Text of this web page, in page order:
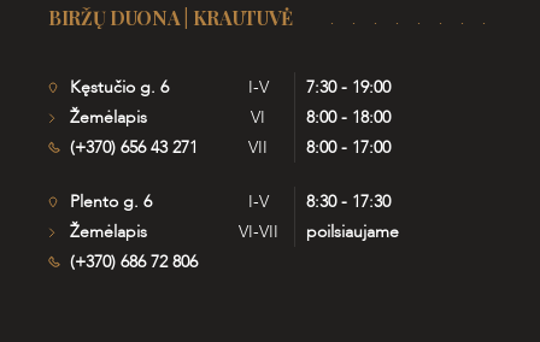
BIRŽŲ DUONA | KRAUTUVĖ
Kęstučio g. 6
Žemėlapis
(+370) 656 43 271
I-V
7:30 - 19:00
VI
8:00 - 18:00
VII
8:00 - 17:00
Plento g. 6
Žemėlapis
(+370) 686 72 806
I-V
8:30 - 17:30
VI-VII
poilsiaujame